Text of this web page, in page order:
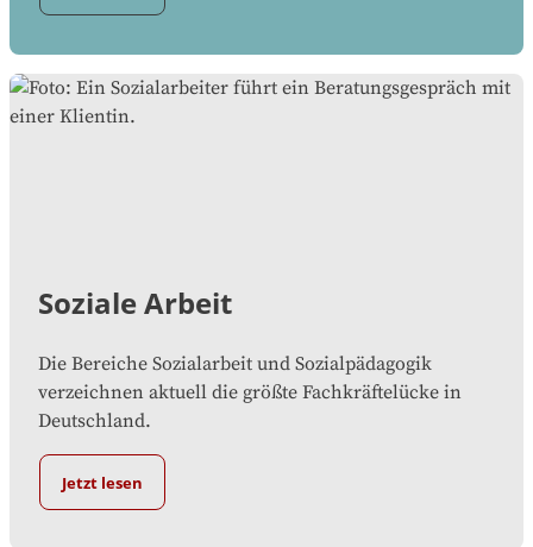
Soziale Arbeit
Die Bereiche Sozialarbeit und Sozialpädagogik
verzeichnen aktuell die größte Fachkräftelücke in
Deutschland.
Jetzt lesen